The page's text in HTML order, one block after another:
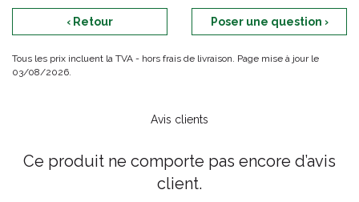
‹ Retour Poser une question ›
Tous les prix incluent la TVA - hors frais de livraison. Page mise à jour le
03/08/2026.
Avis clients
Ce produit ne comporte pas encore d’avis
client.